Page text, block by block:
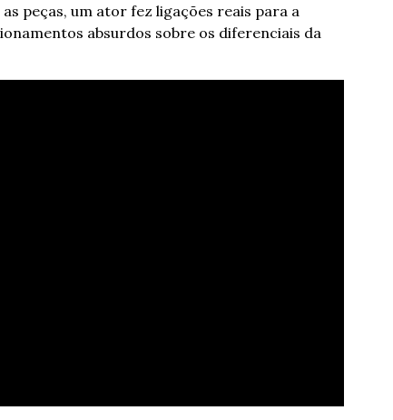
peças, um ator fez ligações reais para a
absurdos sobre os diferenciais da